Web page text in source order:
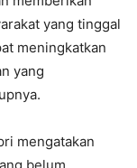
yang tinggal
meningkatkan
yang
mengatakan